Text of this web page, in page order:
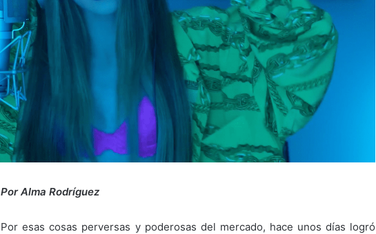
Por Alma Rodríguez
Por esas cosas perversas y poderosas del mercado, hace unos días logró